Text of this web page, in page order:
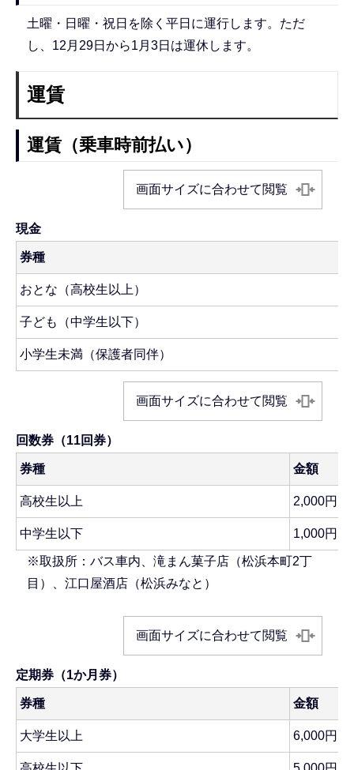
土曜・日曜・祝日を除く平日に運行します。ただ
し、12月29日から1月3日は運休します。
運賃
運賃（乗車時前払い）
画面サイズに合わせて閲覧
現金
券種
おとな（高校生以上）
子ども（中学生以下）
小学生未満（保護者同伴）
画面サイズに合わせて閲覧
回数券（11回券）
券種 金額
高校生以上 2,000円
中学生以下 1,000円
※取扱所：バス車内、滝まん菓子店（松浜本町2丁
目）、江口屋酒店（松浜みなと）
画面サイズに合わせて閲覧
定期券（1か月券）
券種 金額
大学生以上 6,000円